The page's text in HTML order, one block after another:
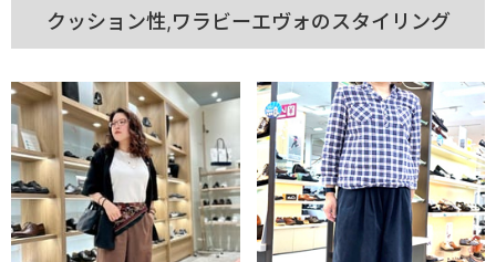
クッション性,ワラビーエヴォのスタイリング